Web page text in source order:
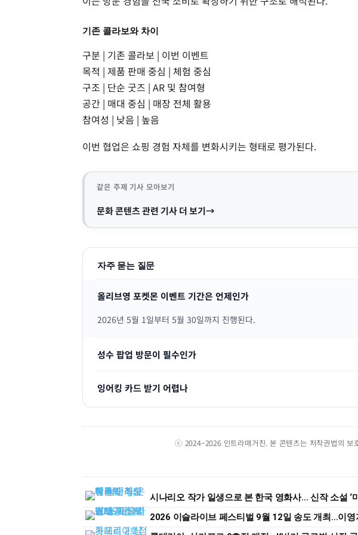
기존 콜라보와 차이
구분 | 기존 콜라보 | 이번 이벤트
목적 | 제품 판매 중심 | 체험 중심
구조 | 단순 굿즈 | AR 및 참여형
공간 | 매대 중심 | 매장 전체 활용
참여성 | 낮음 | 높음
이번 협업은 쇼핑 경험 자체를 변화시키는 형태로 평가된다.
같은 주제 기사 모아보기
문화 콘텐츠 관련 기사 더 보기
자주 묻는 질문
올리브영 포켓몬 이벤트 기간은 언제인가
2026년 5월 1일부터 5월 30일까지 진행된다.
성수 팝업 방문이 필수인가
잉어킹 카드 받기 어렵나
ⓒ 2024–2026 인트라매거진. 본 콘텐츠는 저작권법의 보
시나리오 작가 일생으로 본 한국 영화사… 신작 소설 ‘
2026 이슬라이브 페스티벌 9월 12일 송도 개최…이영